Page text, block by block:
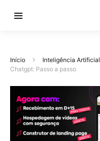
Início Inteligência Artificial
Chatgpt: Passo a passo